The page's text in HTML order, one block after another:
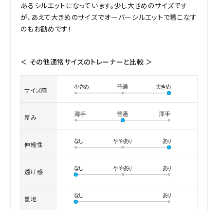
あるシルエットになっています。少し大きめのサイズです
が、あえて大きめのサイズでオーバーシルエットで着こなす
のもお勧めです！
＜ その他通常サイズのトレーナーと比較 ＞
サイズ感
厚み
伸縮性
透け感
裏地